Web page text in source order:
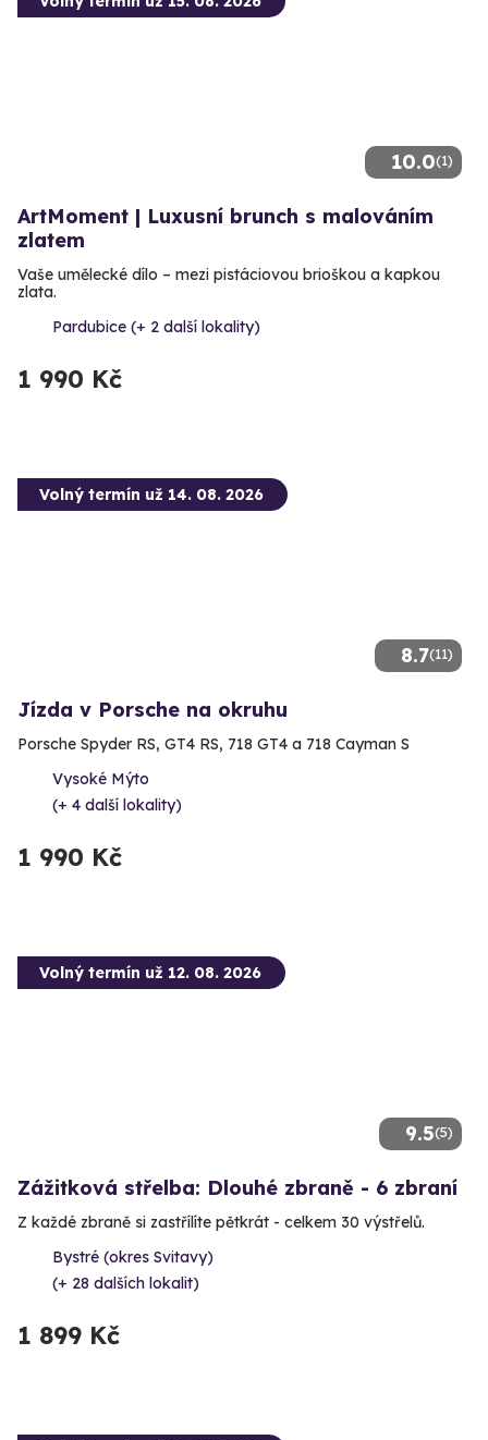
10.0(1)
ArtMoment | Luxusní brunch s malováním
zlatem
Vaše umělecké dílo – mezi pistáciovou brioškou a kapkou
zlata.
Pardubice (+ 2 další lokality)
1 990 Kč
8.7(11)
Volný termín už 14. 08. 2026
Jízda v Porsche na okruhu
Porsche Spyder RS, GT4 RS, 718 GT4 a 718 Cayman S
Vysoké Mýto
(+ 4 další lokality)
1 990 Kč
9.5(5)
Volný termín už 12. 08. 2026
Zážitková střelba: Dlouhé zbraně - 6 zbraní
Z každé zbraně si zastřílíte pětkrát - celkem 30 výstřelů.
Bystré (okres Svitavy)
(+ 28 dalších lokalit)
1 899 Kč